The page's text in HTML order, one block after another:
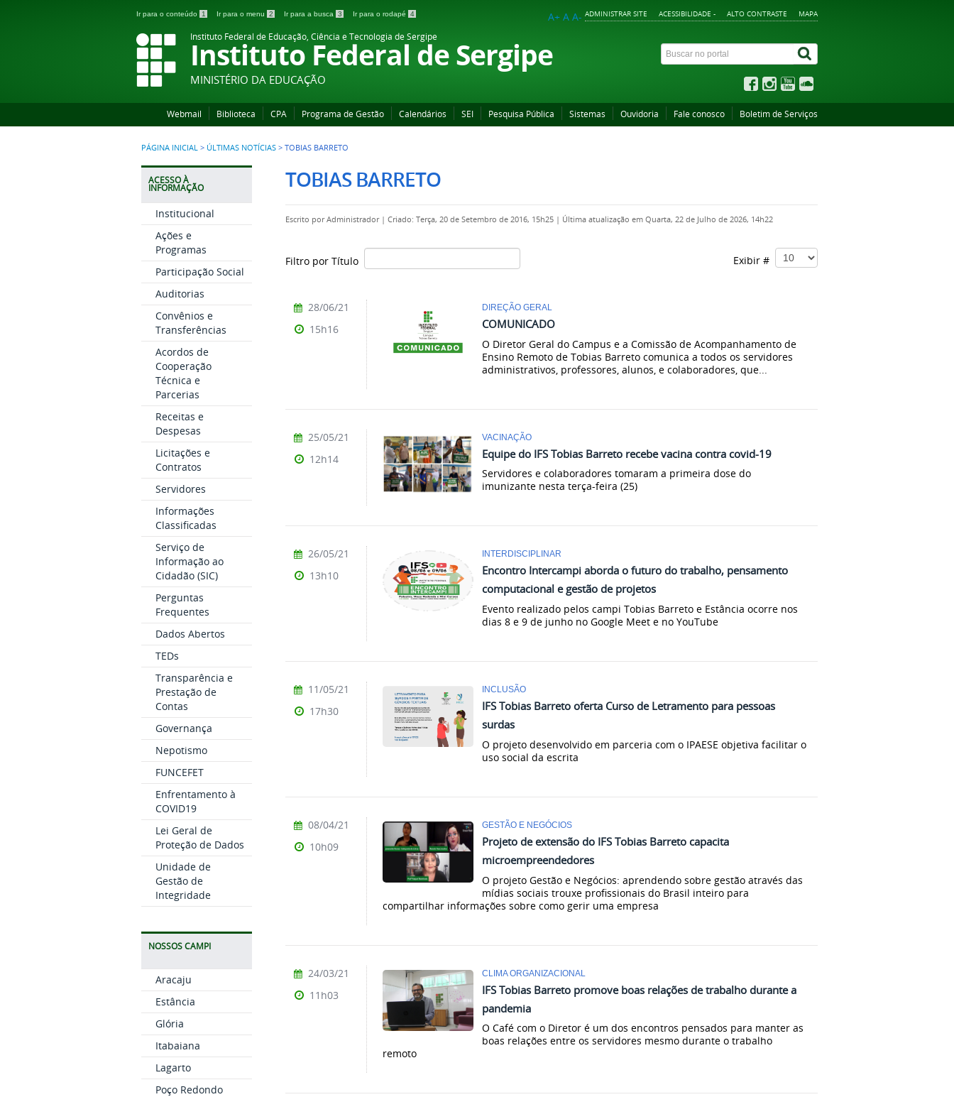
Ir para o conteúdo 1 Ir para o menu 2 Ir para a busca 3 Ir para o rodapé 4 ADMINISTRAR SITE ACESSIBILIDADE - ALTO CONTRASTE MAPA
A+ A A-
Instituto Federal de Educação, Ciência e Tecnologia de Sergipe
Instituto Federal de Sergipe
MINISTÉRIO DA EDUCAÇÃO
Webmail Biblioteca CPA Programa de Gestão Calendários SEI Pesquisa Pública Sistemas Ouvidoria Fale conosco Boletim de Serviços
PÁGINA INICIAL > ÚLTIMAS NOTÍCIAS > TOBIAS BARRETO
ACESSO À
INFORMAÇÃO
Institucional
Ações e
Programas
Participação Social
Auditorias
Convênios e
Transferências
Acordos de
Cooperação
Técnica e
Parcerias
Receitas e
Despesas
Licitações e
Contratos
Servidores
Informações
Classificadas
Serviço de
Informação ao
Cidadão (SIC)
Perguntas
Frequentes
Dados Abertos
TEDs
Transparência e
Prestação de
Contas
Governança
Nepotismo
FUNCEFET
Enfrentamento à
COVID19
Lei Geral de
Proteção de Dados
Unidade de
Gestão de
Integridade
NOSSOS CAMPI
Aracaju
Estância
Glória
Itabaiana
Lagarto
Poço Redondo
TOBIAS BARRETO
Escrito porAdministrador | Criado: Terça, 20 de Setembro de 2016, 15h25 | Última atualização em Quarta, 22 de Julho de 2026, 14h22
Filtro por Título Exibir #
DIREÇÃO GERAL
COMUNICADO
O Diretor Geral do Campus e a Comissão de Acompanhamento de
Ensino Remoto de Tobias Barreto comunica a todos os servidores
administrativos, professores, alunos, e colaboradores, que...
28/06/21
15h16
VACINAÇÃO
Equipe do IFS Tobias Barreto recebe vacina contra covid-19
Servidores e colaboradores tomaram a primeira dose do
imunizante nesta terça-feira (25)
25/05/21
12h14
INTERDISCIPLINAR
Encontro Intercampi aborda o futuro do trabalho, pensamento
computacional e gestão de projetos
Evento realizado pelos campi Tobias Barreto e Estância ocorre nos
dias 8 e 9 de junho no Google Meet e no YouTube
26/05/21
13h10
INCLUSÃO
IFS Tobias Barreto oferta Curso de Letramento para pessoas
surdas
O projeto desenvolvido em parceria com o IPAESE objetiva facilitar o
uso social da escrita
11/05/21
17h30
GESTÃO E NEGÓCIOS
Projeto de extensão do IFS Tobias Barreto capacita
microempreendedores
O projeto Gestão e Negócios: aprendendo sobre gestão através das
mídias sociais trouxe profissionais do Brasil inteiro para
compartilhar informações sobre como gerir uma empresa
08/04/21
10h09
CLIMA ORGANIZACIONAL
IFS Tobias Barreto promove boas relações de trabalho durante a
pandemia
O Café com o Diretor é um dos encontros pensados para manter as
boas relações entre os servidores mesmo durante o trabalho
remoto
24/03/21
11h03